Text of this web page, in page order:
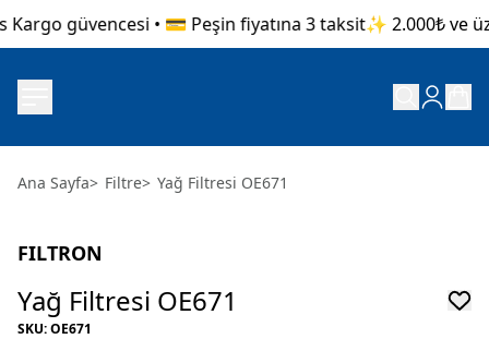
güvencesi • 💳 Peşin fiyatına 3 taksit✨ 2.000₺ ve
Ana Sayfa> Filtre> Yağ Filtresi OE671
FILTRON
Yağ Filtresi OE671
SKU:OE671